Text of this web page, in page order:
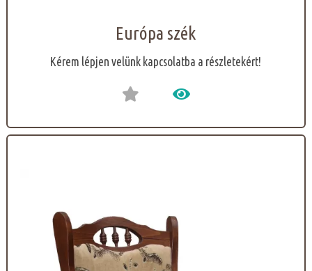
Európa szék
Kérem lépjen velünk kapcsolatba a részletekért!